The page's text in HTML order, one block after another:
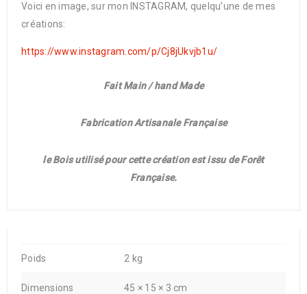
Voici en image, sur mon INSTAGRAM, quelqu’une de mes
créations:
https://www.instagram.com/p/Cj8jUkvjb1u/
Fait Main / hand Made
Fabrication Artisanale Française
le Bois utilisé pour cette création est issu de Forêt
Française.
Poids 2 kg
Dimensions 45 × 15 × 3 cm